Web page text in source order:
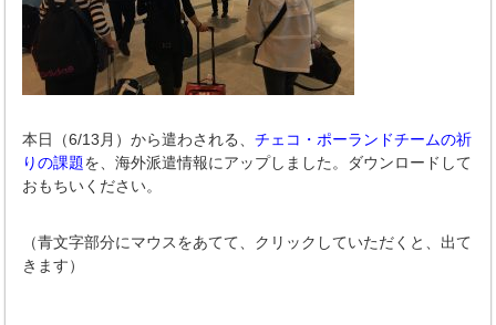
本日（6/13月）から遣わされる、チェコ・ポーランドチームの祈
りの課題を、海外派遣情報にアップしました。ダウンロードして
おもちいください。
（青文字部分にマウスをあてて、クリックしていただくと、出て
きます）